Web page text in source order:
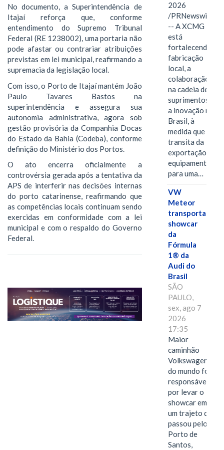
No documento, a Superintendência de
Itajaí reforça que, conforme
entendimento do Supremo Tribunal
Federal (RE 1238002), uma portaria não
pode afastar ou contrariar atribuições
previstas em lei municipal, reafirmando a
supremacia da legislação local.
Com isso, o Porto de Itajaí mantém João
Paulo Tavares Bastos na
superintendência e assegura sua
autonomia administrativa, agora sob
gestão provisória da Companhia Docas
do Estado da Bahia (Codeba), conforme
definição do Ministério dos Portos.
O ato encerra oficialmente a
controvérsia gerada após a tentativa da
APS de interferir nas decisões internas
do porto catarinense, reafirmando que
as competências locais continuam sendo
exercidas em conformidade com a lei
municipal e com o respaldo do Governo
Federal.
2026
/PRNewswire/
-- A XCMG
está
fortalecendo a
fabricação
local, a
colaboração
na cadeia de
suprimentos e
a inovação no
Brasil, à
medida que
transita da
exportação de
equipamentos
para uma…
VW
Meteor
transporta
showcar
da
Fórmula
1® da
Audi do
Brasil
SÃO
PAULO,
sex, ago 7
2026
17:35
Maior
caminhão
Volkswagen
do mundo foi
responsável
por levar o
showcar em
um trajeto que
passou pelo
Porto de
Santos,